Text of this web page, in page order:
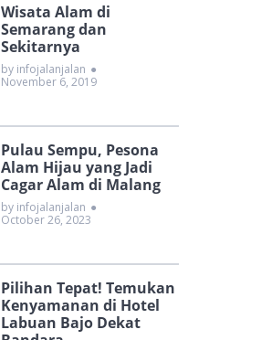
Wisata Alam di
Semarang dan
Sekitarnya
by infojalanjalan ●
November 6, 2019
Pulau Sempu, Pesona
Alam Hijau yang Jadi
Cagar Alam di Malang
by infojalanjalan ●
October 26, 2023
Pilihan Tepat! Temukan
Kenyamanan di Hotel
Labuan Bajo Dekat